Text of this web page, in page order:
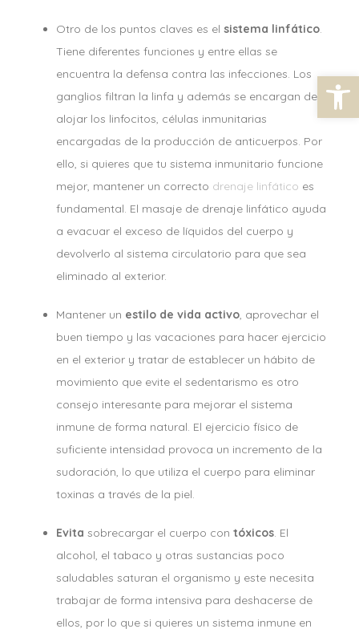
Abrir barra de herramientas
Otro de los puntos claves es el sistema linfático.
Tiene diferentes funciones y entre ellas se
encuentra la defensa contra las infecciones. Los
ganglios filtran la linfa y además se encargan de
alojar los linfocitos, células inmunitarias
encargadas de la producción de anticuerpos. Por
ello, si quieres que tu sistema inmunitario funcione
mejor, mantener un correcto drenaje linfático es
fundamental. El masaje de drenaje linfático ayuda
a evacuar el exceso de líquidos del cuerpo y
devolverlo al sistema circulatorio para que sea
eliminado al exterior.
Mantener un estilo de vida activo, aprovechar el
buen tiempo y las vacaciones para hacer ejercicio
en el exterior y tratar de establecer un hábito de
movimiento que evite el sedentarismo es otro
consejo interesante para mejorar el sistema
inmune de forma natural. El ejercicio físico de
suficiente intensidad provoca un incremento de la
sudoración, lo que utiliza el cuerpo para eliminar
toxinas a través de la piel.
Evita sobrecargar el cuerpo con tóxicos. El
alcohol, el tabaco y otras sustancias poco
saludables saturan el organismo y este necesita
trabajar de forma intensiva para deshacerse de
ellos, por lo que si quieres un sistema inmune en